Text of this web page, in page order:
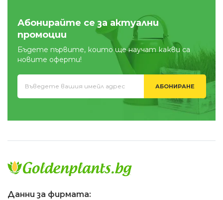
Абонирайте се за актуални
промоции
Бъдете първите, които ще научат какви са
новите оферти!
АБОНИРАНЕ
Данни за фирмата: